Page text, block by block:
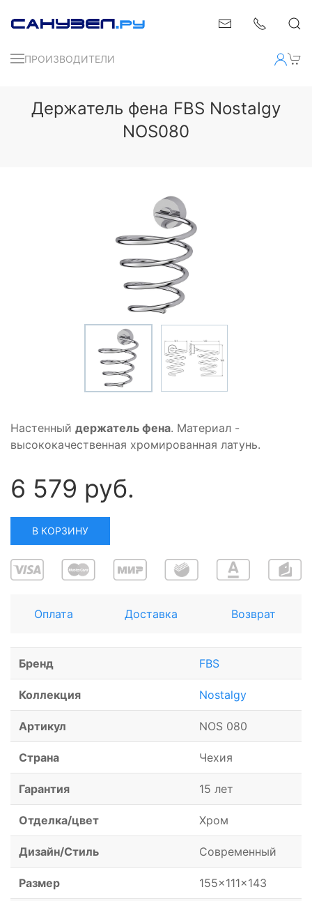
ПРОИЗВОДИТЕЛИ
Держатель фена FBS Nostalgy
NOS080
Настенный держатель фена. Материал -
высококачественная хромированная латунь.
6 579 руб.
В КОРЗИНУ
Оплата Доставка Возврат
Бренд FBS
Коллекция Nostalgy
Артикул NOS 080
Страна Чехия
Гарантия 15 лет
Отделка/цвет Хром
Дизайн/Стиль Современный
Размер 155x111x143